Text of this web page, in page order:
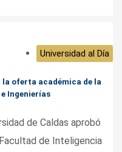
Universidad al Día
oferta académica de la
Ingenierías
de Caldas aprobó
de Inteligencia